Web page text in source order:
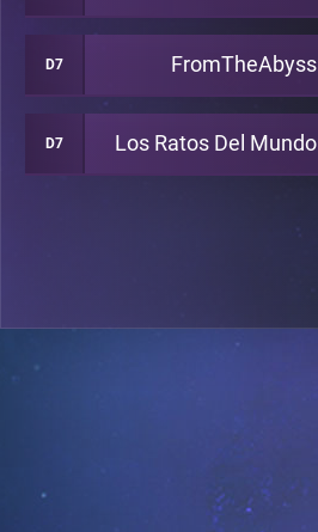
D7 FromTheAbyss
D7 Los Ratos Del Mundo